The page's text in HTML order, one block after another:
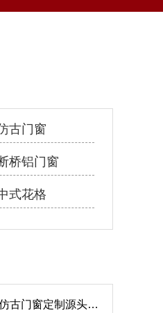
古门窗
桥铝门窗
式花格
安徽仿古门窗定制源头厂家 好打理免维护-冠墅阳光